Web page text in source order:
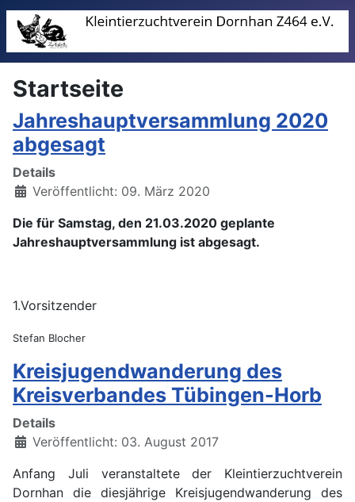
Startseite
Jahreshauptversammlung 2020
abgesagt
Details
Veröffentlicht: 09. März 2020
Die für Samstag, den 21.03.2020 geplante
Jahreshauptversammlung ist abgesagt.
1.Vorsitzender
Stefan Blocher
Kreisjugendwanderung des
Kreisverbandes Tübingen-Horb
Details
Veröffentlicht: 03. August 2017
Anfang Juli veranstaltete der Kleintierzuchtverein
Dornhan die diesjährige Kreisjugendwanderung des